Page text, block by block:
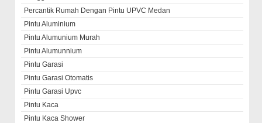
Percantik Rumah Dengan Pintu UPVC Medan
Pintu Aluminium
Pintu Alumunium Murah
Pintu Alumunnium
Pintu Garasi
Pintu Garasi Otomatis
Pintu Garasi Upvc
Pintu Kaca
Pintu Kaca Shower